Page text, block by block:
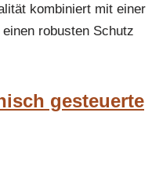
kombiniert mit einer
robusten Schutz
gesteuerte